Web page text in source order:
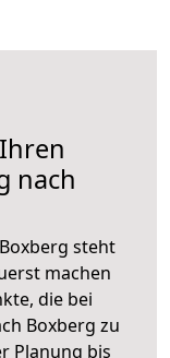
nach
steht
machen
die bei
Boxberg zu
Planung bis